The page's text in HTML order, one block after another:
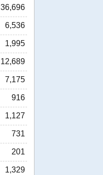
36,696
6,536
1,995
12,689
7,175
916
1,127
731
201
1,329